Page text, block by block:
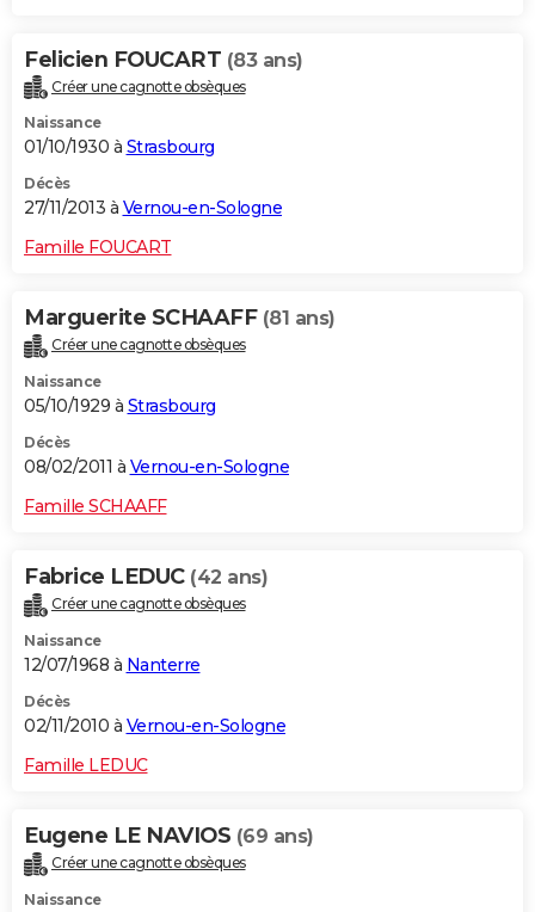
Felicien FOUCART (83 ans)
Créer une cagnotte obsèques
Naissance
01/10/1930 à Strasbourg
Décès
27/11/2013 à Vernou-en-Sologne
Famille FOUCART
Marguerite SCHAAFF (81 ans)
Créer une cagnotte obsèques
Naissance
05/10/1929 à Strasbourg
Décès
08/02/2011 à Vernou-en-Sologne
Famille SCHAAFF
Fabrice LEDUC (42 ans)
Créer une cagnotte obsèques
Naissance
12/07/1968 à Nanterre
Décès
02/11/2010 à Vernou-en-Sologne
Famille LEDUC
Eugene LE NAVIOS (69 ans)
Créer une cagnotte obsèques
Naissance